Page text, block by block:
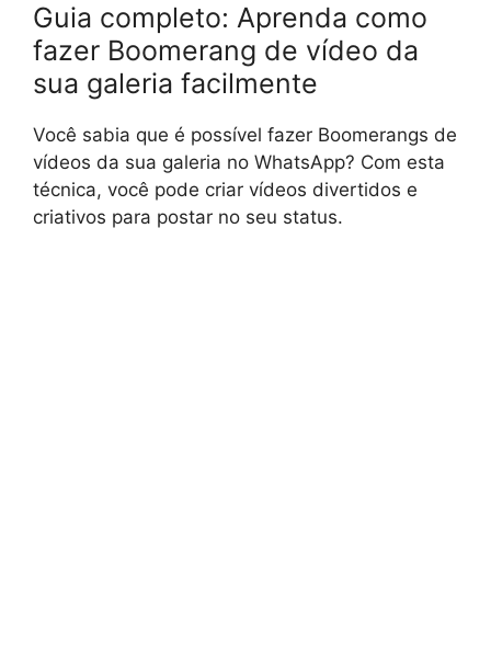
Guia completo: Aprenda como
fazer Boomerang de vídeo da
sua galeria facilmente
Você sabia que é possível fazer Boomerangs de
vídeos da sua galeria no WhatsApp? Com esta
técnica, você pode criar vídeos divertidos e
criativos para postar no seu status.